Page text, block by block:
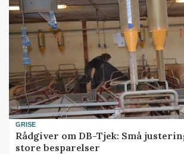
GRISE
Rådgiver om DB-Tjek: Små
store besparelser